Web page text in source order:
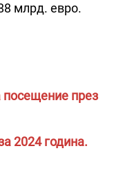
млрд. евро.
посещение през
2024 година.